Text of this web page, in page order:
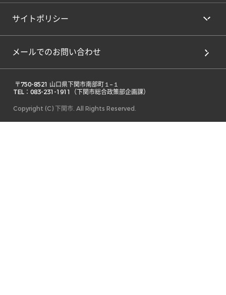
サイトポリシー
メールでのお問い合わせ
TEL：083-231-1911（下関市総合政策部企画課）
Copyright (C) 下関市. All Rights Reserved.